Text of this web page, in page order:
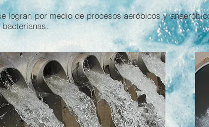
logran por medio de procesos aeróbicos y